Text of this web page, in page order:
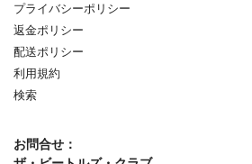
プライバシーポリシー
返金ポリシー
配送ポリシー
利用規約
検索
お問合せ：